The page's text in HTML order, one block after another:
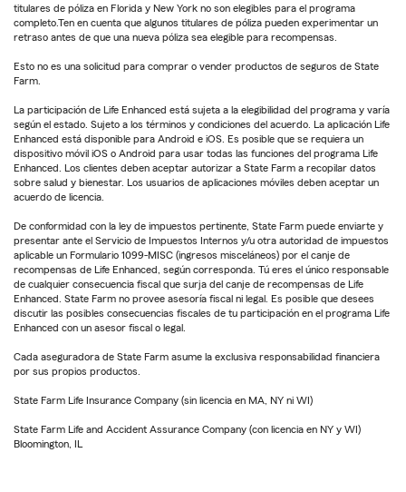
titulares de póliza en Florida y New York no son elegibles para el programa
completo.Ten en cuenta que algunos titulares de póliza pueden experimentar un
retraso antes de que una nueva póliza sea elegible para recompensas.
Esto no es una solicitud para comprar o vender productos de seguros de State
Farm.
La participación de Life Enhanced está sujeta a la elegibilidad del programa y varía
según el estado. Sujeto a los términos y condiciones del acuerdo. La aplicación Life
Enhanced está disponible para Android e iOS. Es posible que se requiera un
dispositivo móvil iOS o Android para usar todas las funciones del programa Life
Enhanced. Los clientes deben aceptar autorizar a State Farm a recopilar datos
sobre salud y bienestar. Los usuarios de aplicaciones móviles deben aceptar un
acuerdo de licencia.
De conformidad con la ley de impuestos pertinente, State Farm puede enviarte y
presentar ante el Servicio de Impuestos Internos y/u otra autoridad de impuestos
aplicable un Formulario 1099-MISC (ingresos misceláneos) por el canje de
recompensas de Life Enhanced, según corresponda. Tú eres el único responsable
de cualquier consecuencia fiscal que surja del canje de recompensas de Life
Enhanced. State Farm no provee asesoría fiscal ni legal. Es posible que desees
discutir las posibles consecuencias fiscales de tu participación en el programa Life
Enhanced con un asesor fiscal o legal.
Cada aseguradora de State Farm asume la exclusiva responsabilidad financiera
por sus propios productos.
State Farm Life Insurance Company (sin licencia en MA, NY ni WI)
State Farm Life and Accident Assurance Company (con licencia en NY y WI)
Bloomington, IL